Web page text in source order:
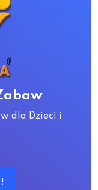
dla Dzieci i